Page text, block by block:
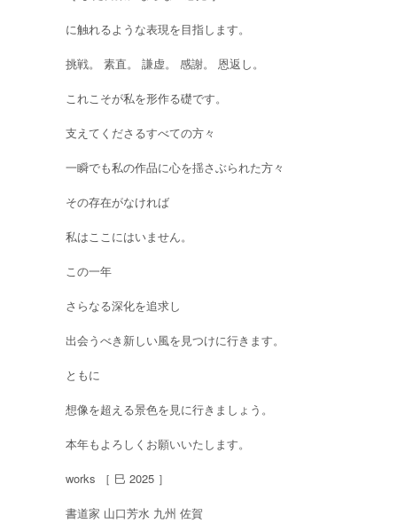
に触れるような表現を目指します。
挑戦。 素直。 謙虚。 感謝。 恩返し。
これこそが私を形作る礎です。
支えてくださるすべての方々
一瞬でも私の作品に心を揺さぶられた方々
その存在がなければ
私はここにはいません。
この一年
さらなる深化を追求し
出会うべき新しい風を見つけに行きます。
ともに
想像を超える景色を見に行きましょう。
本年もよろしくお願いいたします。
works ［ 巳 2025 ］
書道家 山口芳水 九州 佐賀